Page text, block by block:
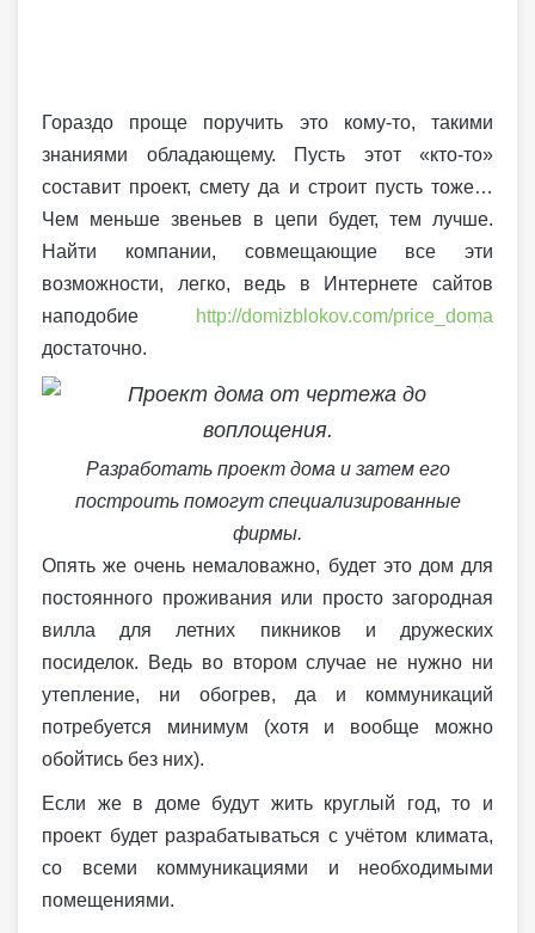
Гораздо проще поручить это кому-то, такими
знаниями обладающему. Пусть этот «кто-то»
составит проект, смету да и строит пусть тоже…
Чем меньше звеньев в цепи будет, тем лучше.
Найти компании, совмещающие все эти
возможности, легко, ведь в Интернете сайтов
наподобие
http://domizblokov.com/price_doma
достаточно.
Разработать проект дома и затем его
построить помогут специализированные
фирмы.
Опять же очень немаловажно, будет это дом для
постоянного проживания или просто загородная
вилла для летних пикников и дружеских
посиделок. Ведь во втором случае не нужно ни
утепление, ни обогрев, да и коммуникаций
потребуется минимум (хотя и вообще можно
обойтись без них).
Если же в доме будут жить круглый год, то и
проект будет разрабатываться с учётом климата,
со всеми коммуникациями и необходимыми
помещениями.